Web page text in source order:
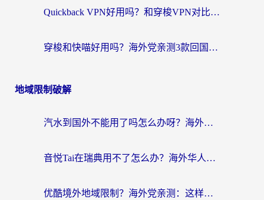
Quickback VPN好用吗？和穿梭VPN对比哪个回国效果更好？海外党必看的真实测评与选择指南
穿梭和快喵好用吗？海外党亲测3款回国加速器，附日本回国VPN避坑指南
地域限制破解
汽水到国外不能用了吗怎么办呀？海外党追剧看片的救星在这里！
音悦Tai在瑞典用不了怎么办？海外华人追剧听歌的实用指南
优酷境外地域限制？海外党亲测：这样看国内剧再也不卡（附3个实用场景解决）